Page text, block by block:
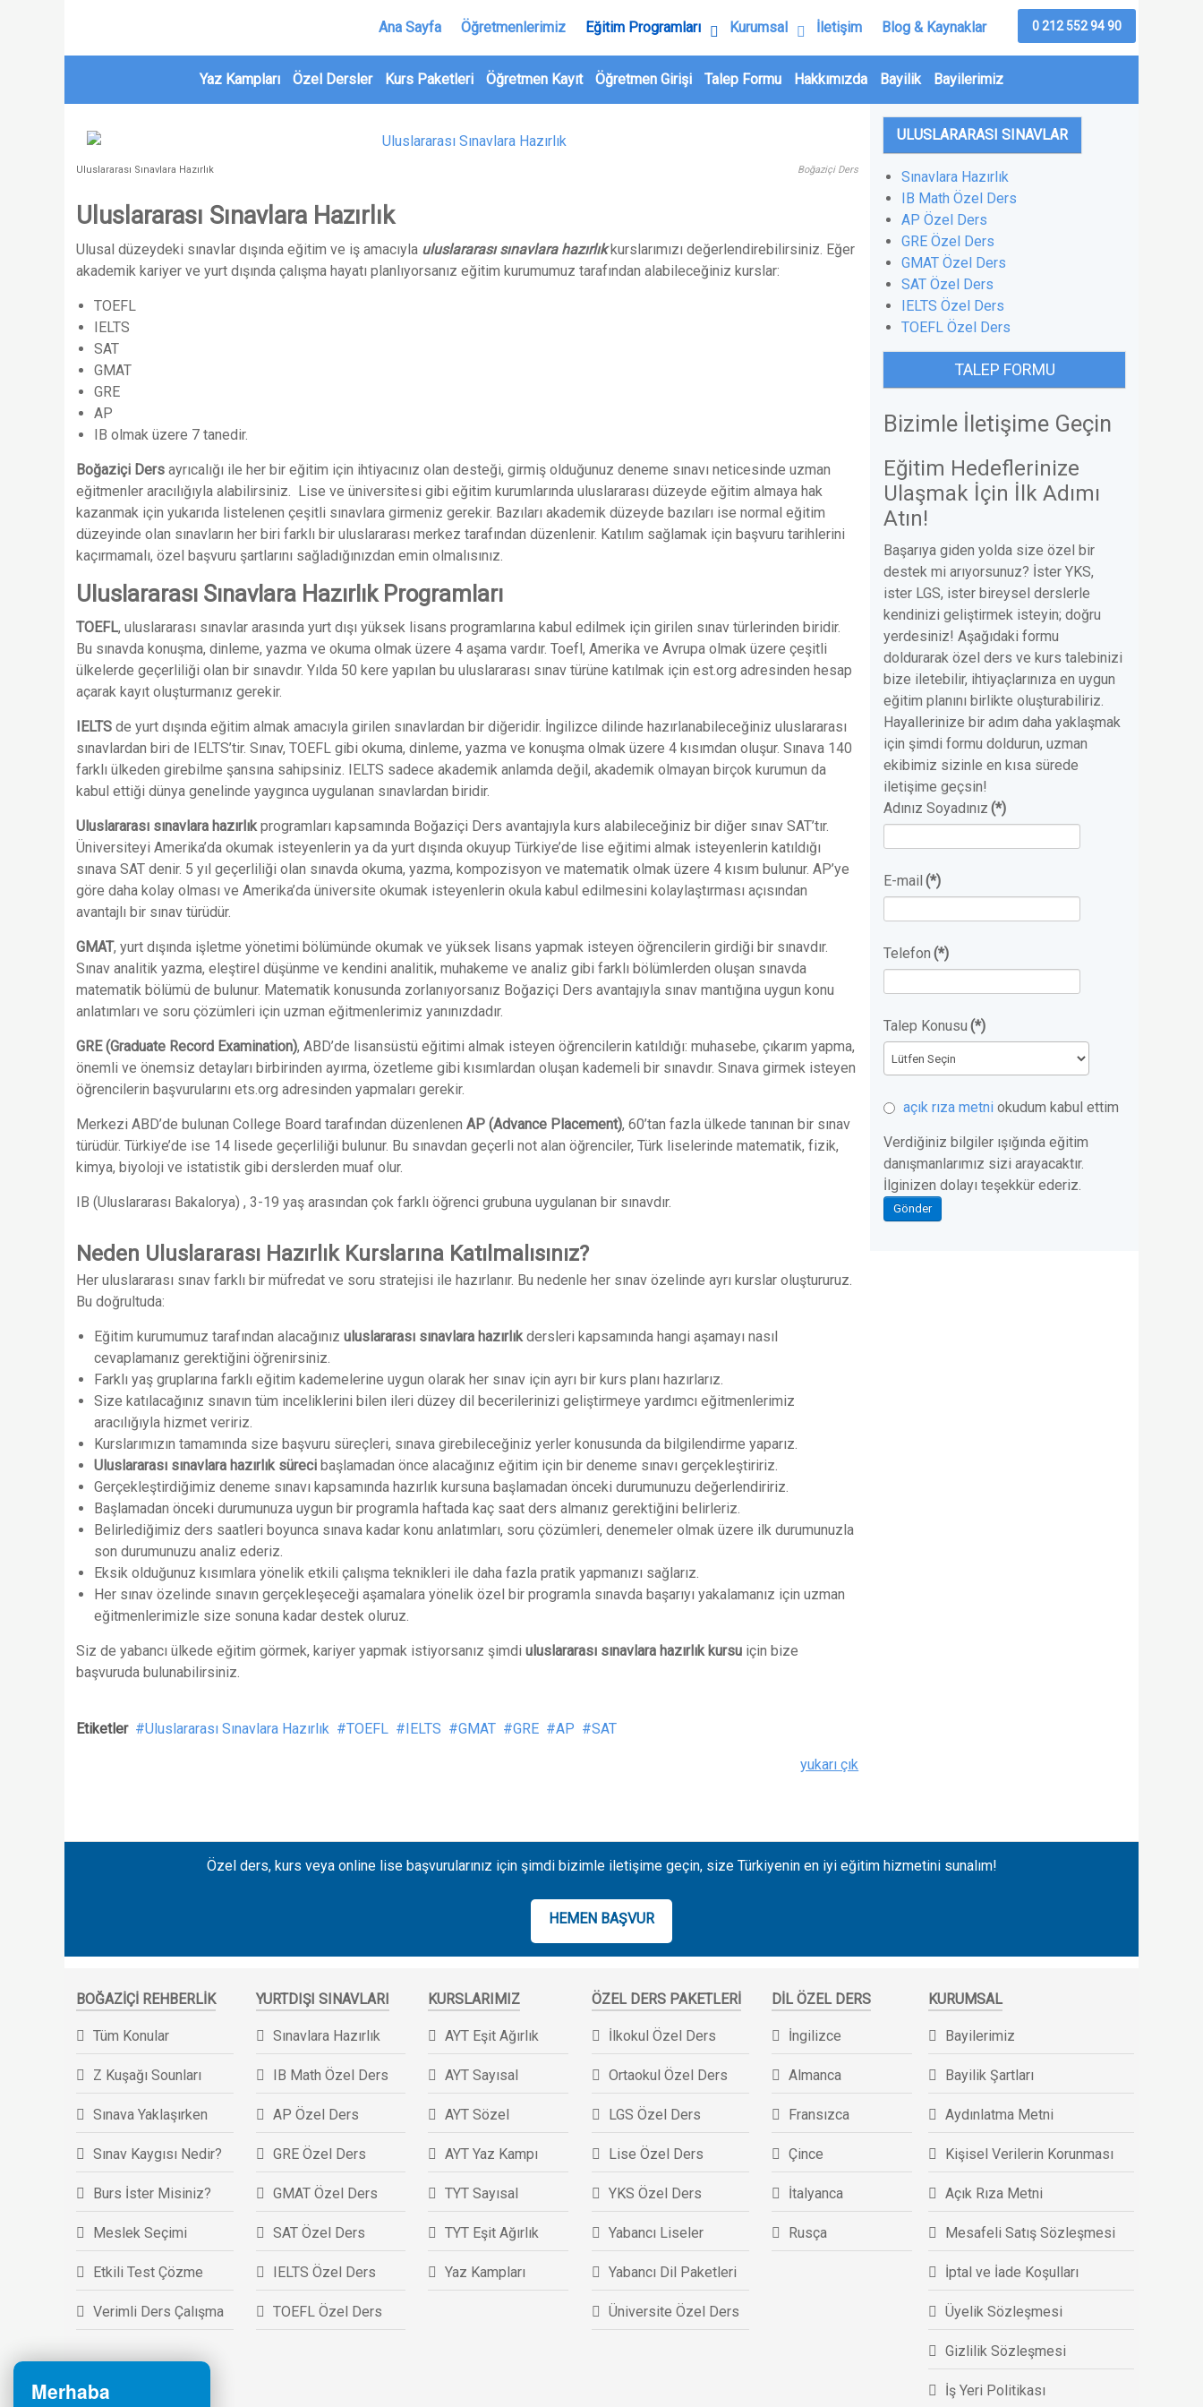
Ana Sayfa Öğretmenlerimiz Eğitim Programları Kurumsal İletişim Blog & Kaynaklar 0 212 552 94 90
Yaz Kampları Özel Dersler Kurs Paketleri Öğretmen Kayıt Öğretmen Girişi Talep Formu Hakkımızda Bayilik Bayilerimiz
Uluslararası Sınavlara Hazırlık Boğaziçi Ders
Uluslararası Sınavlara Hazırlık
Ulusal düzeydeki sınavlar dışında eğitim ve iş amacıyla uluslararası sınavlara hazırlıkkurslarımızı değerlendirebilirsiniz. Eğer
akademik kariyer ve yurt dışında çalışma hayatı planlıyorsanız eğitim kurumumuz tarafından alabileceğiniz kurslar:
TOEFL
IELTS
SAT
GMAT
GRE
AP
IB olmak üzere 7 tanedir.
Boğaziçi Dersayrıcalığı ile her bir eğitim için ihtiyacınız olan desteği, girmiş olduğunuz deneme sınavı neticesinde uzman
eğitmenler aracılığıyla alabilirsiniz. Lise ve üniversitesi gibi eğitim kurumlarında uluslararası düzeyde eğitim almaya hak
kazanmak için yukarıda listelenen çeşitli sınavlara girmeniz gerekir. Bazıları akademik düzeyde bazıları ise normal eğitim
düzeyinde olan sınavların her biri farklı bir uluslararası merkez tarafından düzenlenir. Katılım sağlamak için başvuru tarihlerini
kaçırmamalı, özel başvuru şartlarını sağladığınızdan emin olmalısınız.
Uluslararası Sınavlara Hazırlık Programları
TOEFL, uluslararası sınavlar arasında yurt dışı yüksek lisans programlarına kabul edilmek için girilen sınav türlerinden biridir.
Bu sınavda konuşma, dinleme, yazma ve okuma olmak üzere 4 aşama vardır. Toefl, Amerika ve Avrupa olmak üzere çeşitli
ülkelerde geçerliliği olan bir sınavdır. Yılda 50 kere yapılan bu uluslararası sınav türüne katılmak için est.org adresinden hesap
açarak kayıt oluşturmanız gerekir.
IELTSde yurt dışında eğitim almak amacıyla girilen sınavlardan bir diğeridir. İngilizce dilinde hazırlanabileceğiniz uluslararası
sınavlardan biri de IELTS’tir. Sınav, TOEFL gibi okuma, dinleme, yazma ve konuşma olmak üzere 4 kısımdan oluşur. Sınava 140
farklı ülkeden girebilme şansına sahipsiniz. IELTS sadece akademik anlamda değil, akademik olmayan birçok kurumun da
kabul ettiği dünya genelinde yaygınca uygulanan sınavlardan biridir.
Uluslararası sınavlara hazırlıkprogramları kapsamında Boğaziçi Ders avantajıyla kurs alabileceğiniz bir diğer sınav SAT’tır.
Üniversiteyi Amerika’da okumak isteyenlerin ya da yurt dışında okuyup Türkiye’de lise eğitimi almak isteyenlerin katıldığı
sınava SAT denir. 5 yıl geçerliliği olan sınavda okuma, yazma, kompozisyon ve matematik olmak üzere 4 kısım bulunur. AP’ye
göre daha kolay olması ve Amerika’da üniversite okumak isteyenlerin okula kabul edilmesini kolaylaştırması açısından
avantajlı bir sınav türüdür.
GMAT, yurt dışında işletme yönetimi bölümünde okumak ve yüksek lisans yapmak isteyen öğrencilerin girdiği bir sınavdır.
Sınav analitik yazma, eleştirel düşünme ve kendini analitik, muhakeme ve analiz gibi farklı bölümlerden oluşan sınavda
matematik bölümü de bulunur. Matematik konusunda zorlanıyorsanız Boğaziçi Ders avantajıyla sınav mantığına uygun konu
anlatımları ve soru çözümleri için uzman eğitmenlerimiz yanınızdadır.
GRE (Graduate Record Examination), ABD’de lisansüstü eğitimi almak isteyen öğrencilerin katıldığı: muhasebe, çıkarım yapma,
önemli ve önemsiz detayları birbirinden ayırma, özetleme gibi kısımlardan oluşan kademeli bir sınavdır. Sınava girmek isteyen
öğrencilerin başvurularını ets.org adresinden yapmaları gerekir.
Merkezi ABD’de bulunan College Board tarafından düzenlenen AP (Advance Placement), 60’tan fazla ülkede tanınan bir sınav
türüdür. Türkiye’de ise 14 lisede geçerliliği bulunur. Bu sınavdan geçerli not alan öğrenciler, Türk liselerinde matematik, fizik,
kimya, biyoloji ve istatistik gibi derslerden muaf olur.
IB (Uluslararası Bakalorya) , 3-19 yaş arasından çok farklı öğrenci grubuna uygulanan bir sınavdır.
Neden Uluslararası Hazırlık Kurslarına Katılmalısınız?
Her uluslararası sınav farklı bir müfredat ve soru stratejisi ile hazırlanır. Bu nedenle her sınav özelinde ayrı kurslar oluştururuz.
Bu doğrultuda:
Eğitim kurumumuz tarafından alacağınız uluslararası sınavlara hazırlıkdersleri kapsamında hangi aşamayı nasıl
cevaplamanız gerektiğini öğrenirsiniz.
Farklı yaş gruplarına farklı eğitim kademelerine uygun olarak her sınav için ayrı bir kurs planı hazırlarız.
Size katılacağınız sınavın tüm inceliklerini bilen ileri düzey dil becerilerinizi geliştirmeye yardımcı eğitmenlerimiz
aracılığıyla hizmet veririz.
Kurslarımızın tamamında size başvuru süreçleri, sınava girebileceğiniz yerler konusunda da bilgilendirme yaparız.
Uluslararası sınavlara hazırlık sürecibaşlamadan önce alacağınız eğitim için bir deneme sınavı gerçekleştiririz.
Gerçekleştirdiğimiz deneme sınavı kapsamında hazırlık kursuna başlamadan önceki durumunuzu değerlendiririz.
Başlamadan önceki durumunuza uygun bir programla haftada kaç saat ders almanız gerektiğini belirleriz.
Belirlediğimiz ders saatleri boyunca sınava kadar konu anlatımları, soru çözümleri, denemeler olmak üzere ilk durumunuzla
son durumunuzu analiz ederiz.
Eksik olduğunuz kısımlara yönelik etkili çalışma teknikleri ile daha fazla pratik yapmanızı sağlarız.
Her sınav özelinde sınavın gerçekleşeceği aşamalara yönelik özel bir programla sınavda başarıyı yakalamanız için uzman
eğitmenlerimizle size sonuna kadar destek oluruz.
Siz de yabancı ülkede eğitim görmek, kariyer yapmak istiyorsanız şimdi uluslararası sınavlara hazırlık kursuiçin bize
başvuruda bulunabilirsiniz.
Etiketler Uluslararası Sınavlara Hazırlık TOEFL IELTS GMAT GRE AP SAT
yukarı çık
ULUSLARARASI SINAVLAR
Sınavlara Hazırlık
IB Math Özel Ders
AP Özel Ders
GRE Özel Ders
GMAT Özel Ders
SAT Özel Ders
IELTS Özel Ders
TOEFL Özel Ders
TALEP FORMU
Bizimle İletişime Geçin
Eğitim Hedeflerinize
Ulaşmak İçin İlk Adımı
Atın!
Başarıya giden yolda size özel bir
destek mi arıyorsunuz? İster YKS,
ister LGS, ister bireysel derslerle
kendinizi geliştirmek isteyin; doğru
yerdesiniz! Aşağıdaki formu
doldurarak özel ders ve kurs talebinizi
bize iletebilir, ihtiyaçlarınıza en uygun
eğitim planını birlikte oluşturabiliriz.
Hayallerinize bir adım daha yaklaşmak
için şimdi formu doldurun, uzman
ekibimiz sizinle en kısa sürede
iletişime geçsin!
Adınız Soyadınız (*)
E-mail (*)
Telefon (*)
Talep Konusu (*)
açık rıza metni okudum kabul ettim
Verdiğiniz bilgiler ışığında eğitim
danışmanlarımız sizi arayacaktır.
İlginizen dolayı teşekkür ederiz.
Gönder
Özel ders, kurs veya online lise başvurularınız için şimdi bizimle iletişime geçin, size Türkiyenin en iyi eğitim hizmetini sunalım!
HEMEN BAŞVUR
BOĞAZIÇI REHBERLIK
Tüm Konular
Z Kuşağı Sounları
Sınava Yaklaşırken
Sınav Kaygısı Nedir?
Burs İster Misiniz?
Meslek Seçimi
Etkili Test Çözme
Verimli Ders Çalışma
YURTDIŞI SINAVLARI
Sınavlara Hazırlık
IB Math Özel Ders
AP Özel Ders
GRE Özel Ders
GMAT Özel Ders
SAT Özel Ders
IELTS Özel Ders
TOEFL Özel Ders
KURSLARIMIZ
AYT Eşit Ağırlık
AYT Sayısal
AYT Sözel
AYT Yaz Kampı
TYT Sayısal
TYT Eşit Ağırlık
Yaz Kampları
ÖZEL DERS PAKETLERI
İlkokul Özel Ders
Ortaokul Özel Ders
LGS Özel Ders
Lise Özel Ders
YKS Özel Ders
Yabancı Liseler
Yabancı Dil Paketleri
Üniversite Özel Ders
DIL ÖZEL DERS
İngilizce
Almanca
Fransızca
Çince
İtalyanca
Rusça
KURUMSAL
Bayilerimiz
Bayilik Şartları
Aydınlatma Metni
Kişisel Verilerin Korunması
Açık Rıza Metni
Mesafeli Satış Sözleşmesi
İptal ve İade Koşulları
Üyelik Sözleşmesi
Gizlilik Sözleşmesi
İş Yeri Politikası
Merhaba